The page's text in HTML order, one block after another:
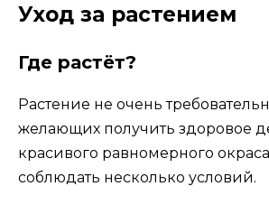
Уход за растением
Где растёт?
Растение не очень
желающих получить здоровое
красивого равномерного окраса
соблюдать несколько условий.